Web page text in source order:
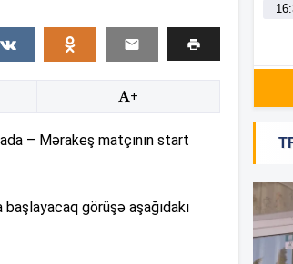
+
– Mərakeş matçının start
görüşə aşağıdakı